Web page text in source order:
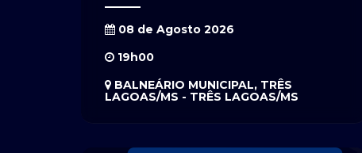
08 de Agosto 2026
19h00
BALNEÁRIO MUNICIPAL, TRÊS
LAGOAS/MS - TRÊS LAGOAS/MS